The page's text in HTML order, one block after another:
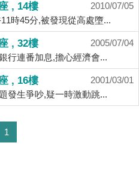
, 14樓
2010/07/05
時45分,被發現從高處墮...
, 32樓
2005/07/04
行連番加息,擔心經濟會...
, 16樓
2001/03/01
發生爭吵,疑一時激動跳...
1